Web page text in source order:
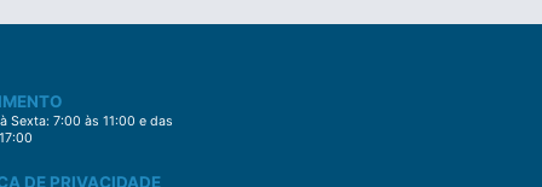
Sexta: 7:00 às 11:00 e das
DE PRIVACIDADE